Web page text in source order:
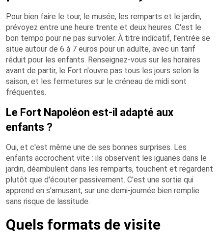
Pour bien faire le tour, le musée, les remparts et le jardin,
prévoyez entre une heure trente et deux heures. C'est le
bon tempo pour ne pas survoler. À titre indicatif, l'entrée se
situe autour de 6 à 7 euros pour un adulte, avec un tarif
réduit pour les enfants. Renseignez-vous sur les horaires
avant de partir, le Fort n'ouvre pas tous les jours selon la
saison, et les fermetures sur le créneau de midi sont
fréquentes.
Le Fort Napoléon est-il adapté aux
enfants ?
Oui, et c'est même une de ses bonnes surprises. Les
enfants accrochent vite : ils observent les iguanes dans le
jardin, déambulent dans les remparts, touchent et regardent
plutôt que d'écouter passivement. C'est une sortie qui
apprend en s'amusant, sur une demi-journée bien remplie
sans risque de lassitude.
Quels formats de visite